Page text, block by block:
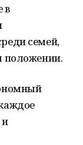
в
семей,
положении.